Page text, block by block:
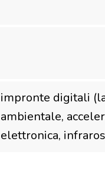
impronte digitali
ambientale,
elettronica,